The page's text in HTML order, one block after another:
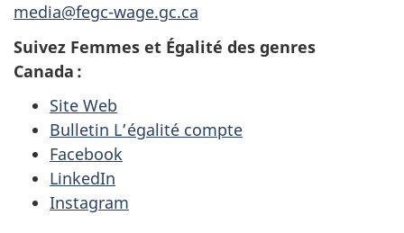
media@fegc-wage.gc.ca
Suivez Femmes et Égalité des genres
Canada :
Site Web
Bulletin L’égalité compte
Facebook
LinkedIn
Instagram